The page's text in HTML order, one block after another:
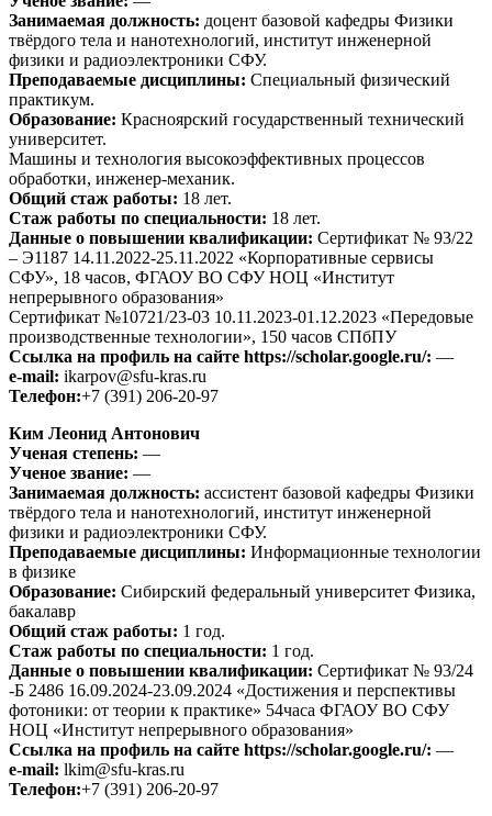
Занимаемая должность: доцент базовой кафедры Физики
твёрдого тела и нанотехнологий, институт инженерной
физики и радиоэлектроники СФУ.
Преподаваемые дисциплины: Специальный физический
практикум.
Образование: Красноярский государственный технический
университет.
Машины и технология высокоэффективных процессов
обработки, инженер-механик.
Общий стаж работы: 18 лет.
Стаж работы по специальности: 18 лет.
Данные о повышении квалификации: Сертификат № 93/22
– Э1187 14.11.2022-25.11.2022 «Корпоративные сервисы
СФУ», 18 часов, ФГАОУ ВО СФУ НОЦ «Институт
непрерывного образования»
Сертификат №10721/23-03 10.11.2023-01.12.2023 «Передовые
производственные технологии», 150 часов СПбПУ
Ссылка на профиль на сайте https://scholar.google.ru/: —
e-mail: ikarpov@sfu-kras.ru
Телефон:+7 (391) 206-20-97
Ким Леонид Антонович
Ученая степень: —
Ученое звание: —
Занимаемая должность: ассистент базовой кафедры Физики
твёрдого тела и нанотехнологий, институт инженерной
физики и радиоэлектроники СФУ.
Преподаваемые дисциплины: Информационные технологии
в физике
Образование: Сибирский федеральный университет Физика,
бакалавр
Общий стаж работы: 1 год.
Стаж работы по специальности: 1 год.
Данные о повышении квалификации: Сертификат № 93/24
-Б 2486 16.09.2024-23.09.2024 «Достижения и перспективы
фотоники: от теории к практике» 54часа ФГАОУ ВО СФУ
НОЦ «Институт непрерывного образования»
Ссылка на профиль на сайте https://scholar.google.ru/: —
e-mail: lkim@sfu-kras.ru
Телефон:+7 (391) 206-20-97